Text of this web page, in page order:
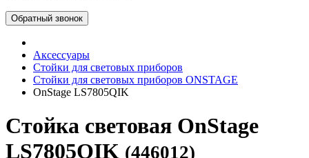
Обратный звонок
Аксессуары
Стойки для световых приборов
Стойки для световых приборов ONSTAGE
OnStage LS7805QIK
Стойка световая OnStage
LS7805QIK (446012)